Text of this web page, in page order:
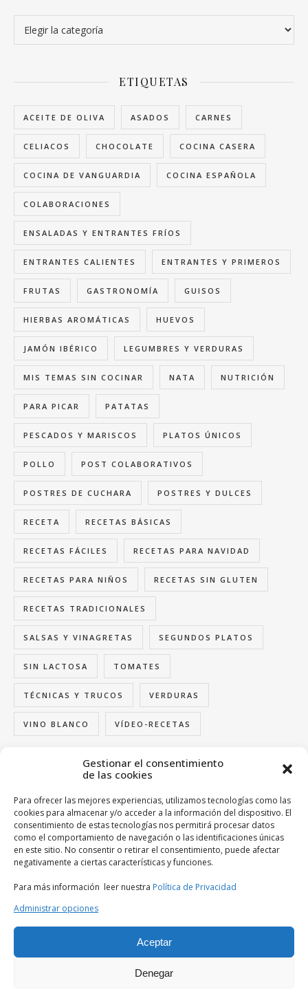
Gestionar el consentimiento
de las cookies
Para ofrecer las mejores experiencias, utilizamos tecnologías como las
cookies para almacenar y/o acceder a la información del dispositivo. El
consentimiento de estas tecnologías nos permitirá procesar datos
como el comportamiento de navegación o las identificaciones únicas
en este sitio. No consentir o retirar el consentimiento, puede afectar
negativamente a ciertas características y funciones.
Para más información leer nuestra Política de Privacidad
Administrar opciones
Aceptar
Denegar
Categorías
ETIQUETAS
ACEITE DE OLIVA ASADOS CARNES
CELIACOS CHOCOLATE COCINA CASERA
COCINA DE VANGUARDIA COCINA ESPAÑOLA
COLABORACIONES
ENSALADAS Y ENTRANTES FRÍOS
ENTRANTES CALIENTES ENTRANTES Y PRIMEROS
FRUTAS GASTRONOMÍA GUISOS
HIERBAS AROMÁTICAS HUEVOS
JAMÓN IBÉRICO LEGUMBRES Y VERDURAS
MIS TEMAS SIN COCINAR NATA NUTRICIÓN
PARA PICAR PATATAS
PESCADOS Y MARISCOS PLATOS ÚNICOS
POLLO POST COLABORATIVOS
POSTRES DE CUCHARA POSTRES Y DULCES
RECETA RECETAS BÁSICAS
RECETAS FÁCILES RECETAS PARA NAVIDAD
RECETAS PARA NIÑOS RECETAS SIN GLUTEN
RECETAS TRADICIONALES
SALSAS Y VINAGRETAS SEGUNDOS PLATOS
SIN LACTOSA TOMATES
TÉCNICAS Y TRUCOS VERDURAS
VINO BLANCO VÍDEO-RECETAS
FOLLOW US
BUSCA TU ENTRADA FAVORITIVA
reservados